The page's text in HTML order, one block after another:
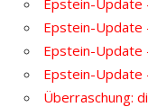
Epstein-
Epstein-Update
Epstein-Update
Epstein-Update
Überraschung: